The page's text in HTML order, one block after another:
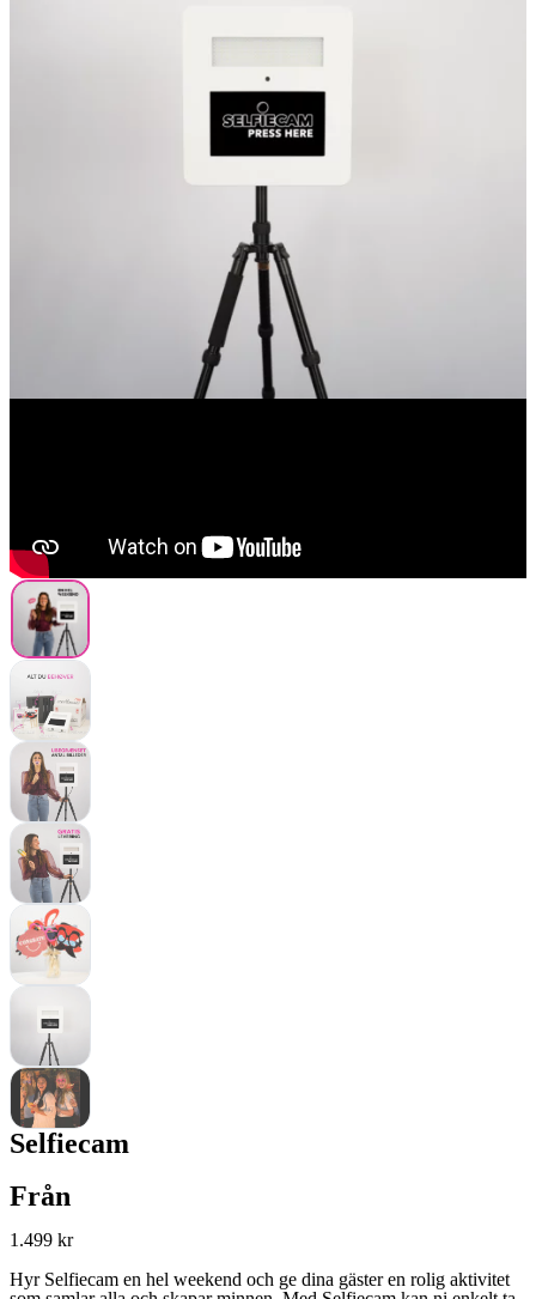
Selfiecam
Från
1.499 kr
Hyr Selfiecam en hel weekend och ge dina gäster en rolig aktivitet